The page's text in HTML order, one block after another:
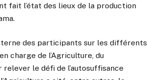
fait l’état des lieux de la production
des participants sur les différents
charge de l’Agriculture, du
le défi de l’autosuffisance